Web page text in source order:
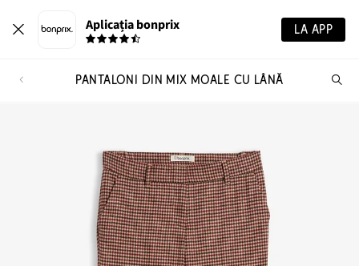
Aplicația bonprix LA APP
PANTALONI DIN MIX MOALE CU LÂNĂ